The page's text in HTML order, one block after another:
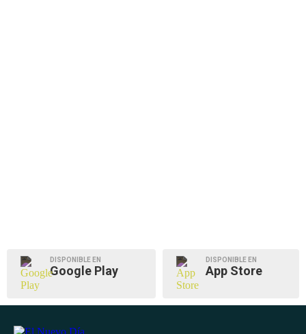
DISPONIBLE EN
Google Play
DISPONIBLE EN
App Store